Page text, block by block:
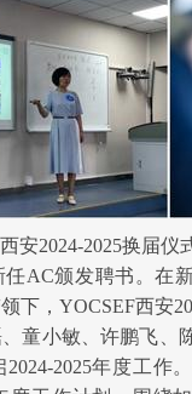
安2024-2025换届仪
任AC颁发聘书。在
下， YOCSEF西安20
童小敏、许鹏飞、
2024-2025年度工作。